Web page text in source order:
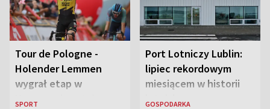
Tour de Pologne -
Holender Lemmen
wygrał etap w
Karpaczu i został
SPORT
Port Lotniczy Lublin:
lipiec rekordowym
miesiącem w historii
lotniska
GOSPODARKA